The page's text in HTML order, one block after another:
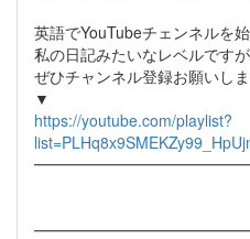
英語でYouTubeチェンネルを始
私の日記みたいなレベルですが
ぜひチャンネル登録お願いしま
▼
https://youtube.com/playlist?